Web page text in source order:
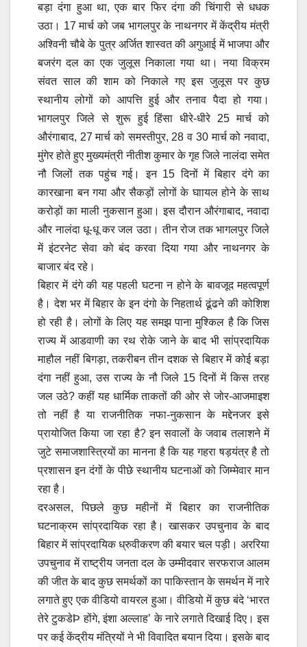
बड़ा दंगा हुआ था, एक बार फिर दंगा की चिंगारी से धधक
उठा। 17 मार्च को जब भागलपुर के नाथनगर में केंद्रीय मंत्री
अश्विनी चौबे के पुत्र अर्जित शास्वत की अगुआई में भाजपा और
बजरंग दल का एक जुलूस निकाला गया था। नया विक्रम
संवत साल की शाम को निकाले गए इस जुलूस पर कुछ
स्थानीय लोगों को आपत्ति हुई और तनाव पैदा हो गया।
भागलपुर जिले से शुरू हुई हिंसा धीरे-धीरे 25 मार्च को
औरंगाबाद, 27 मार्च को समस्तीपुर, 28 व 30 मार्च को नवादा,
मुंगेर होते हुए मुख्यमंत्री नीतीश कुमार के गृह जिले नालंदा समेत
नौ जिलों तक पहुंच गई। इन 15 दिनों में बिहार दंगे का
कारखाना बन गया और सैकड़ों लोगों के घाायल होने के साथ
करोड़ों का माली नुकसान हुआ। इस दौरान औरंगाबाद, नवादा
और नालंदा धू-धू कर जल उठा। तीन रोज तक भागलपुर जिले
में इंटरनेट सेवा को बंद करवा दिया गया और नाथनगर के
बाजार बंद रहे।
बिहार में दंगे की यह पहली घटना न होने के बावजूद महत्वपूर्ण
है। देश भर में बिहार के इन दंगो के निहतार्थ ढूंढने की कोशिश
हो रही है। लोगों के लिए यह समझ पाना मुश्किल है कि जिस
राज्य में आडवाणी का रथ रोके जाने के बाद भी सांप्रदायिक
माहौल नहीं बिगड़ा, तकरीबन तीन दशक से बिहार में कोई बड़ा
दंगा नहीं हुआ, उस राज्य के नौ जिले 15 दिनों में किस तरह
जल उठे? कहीं यह धार्मिक ताकतों की ओर से जोर-आजमाइश
तो नहीं है या राजनीतिक नफा-नुकसान के मद्देनजर इसे
प्रायोजित किया जा रहा है? इन सवालों के जवाब तलाशने में
जुटे समाजशास्त्रियों का मानना है कि यह गहरा षड़यंत्र है तो
प्रशासन इन दंगों के पीछे स्थानीय घटनाओं को जिम्मेवार मान
रहा है।
दरअसल, पिछले कुछ महीनों में बिहार का राजनीतिक
घटनाक्रम सांप्रदायिक रहा है। खासकर उपचुनाव के बाद
बिहार में सांप्रदायिक ध्रुवीकरण की बयार चल पड़ी। अररिया
उपचुनाव में राष्ट्रीय जनता दल के उम्मीदवार सरफराज आलम
की जीत के बाद कुछ समर्थकों का पाकिस्तान के समर्थन में नारे
लगाते हुए एक वीडियो वायरल हुआ। वीडियो में कुछ बंदे ‘भारत
तेरे टुकडेÞ होंगे, इंशा अल्लाह’ के नारे लगाते दिखाई दिए। इस
पर कई केंद्रीय मंत्रियों ने भी विवादित बयान दिया। इसके बाद